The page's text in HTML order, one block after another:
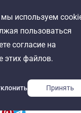
используем
пользоваться
согласие на
этих файлов.
Принять
2026. Все права
курсе